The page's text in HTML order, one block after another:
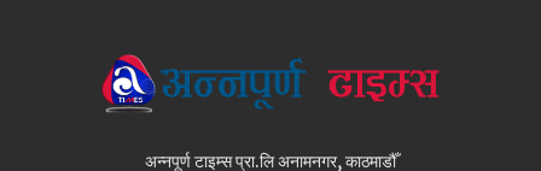
अन्नपूर्ण टाइम्स प्रा.लि अनामनगर, काठमाडौँ